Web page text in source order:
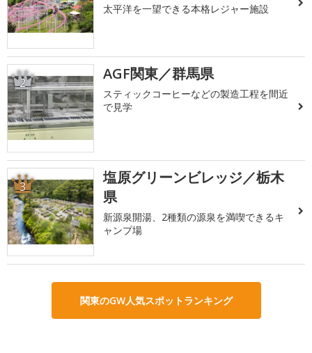
太平洋を一望できる本格レジャー施設
2 AGF関東／群馬県
スティックコーヒーなどの製造工程を間近
で見学
3
塩原グリーンビレッジ／栃木
県
新源泉開湯、2種類の源泉を満喫できるキ
ャンプ場
関東のGW人気スポットランキング